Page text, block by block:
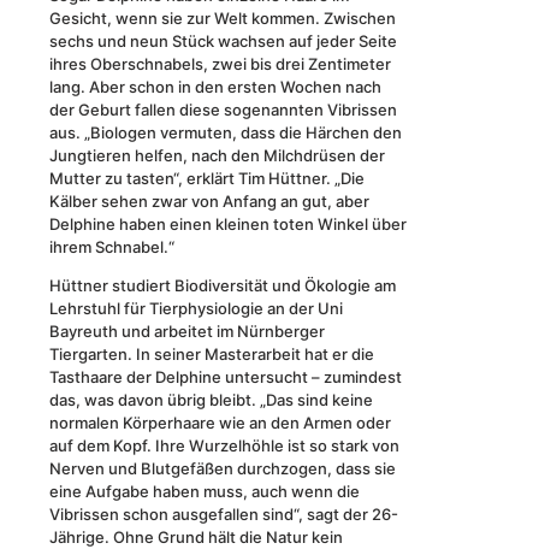
Gesicht, wenn sie zur Welt kommen. Zwischen
sechs und neun Stück wachsen auf jeder Seite
ihres Oberschnabels, zwei bis drei Zentimeter
lang. Aber schon in den ersten Wochen nach
der Geburt fallen diese sogenannten Vibrissen
aus. „Biologen vermuten, dass die Härchen den
Jungtieren helfen, nach den Milchdrüsen der
Mutter zu tasten“, erklärt Tim Hüttner. „Die
Kälber sehen zwar von Anfang an gut, aber
Delphine haben einen kleinen toten Winkel über
ihrem Schnabel.“
Hüttner studiert Biodiversität und Ökologie am
Lehrstuhl für Tierphysiologie an der Uni
Bayreuth und arbeitet im Nürnberger
Tiergarten. In seiner Masterarbeit hat er die
Tasthaare der Delphine untersucht – zumindest
das, was davon übrig bleibt. „Das sind keine
normalen Körperhaare wie an den Armen oder
auf dem Kopf. Ihre Wurzelhöhle ist so stark von
Nerven und Blutgefäßen durchzogen, dass sie
eine Aufgabe haben muss, auch wenn die
Vibrissen schon ausgefallen sind“, sagt der 26-
Jährige. Ohne Grund hält die Natur kein